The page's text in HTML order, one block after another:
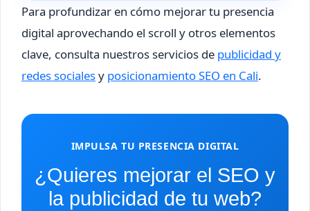
Para profundizar en cómo mejorar tu presencia
digital aprovechando el scroll y otros elementos
clave, consulta nuestros servicios de publicidad y
redes socialesy posicionamiento SEO en Cali.
IMPULSA TU PRESENCIA DIGITAL
¿Quieres mejorar el SEO y
la publicidad de tu web?